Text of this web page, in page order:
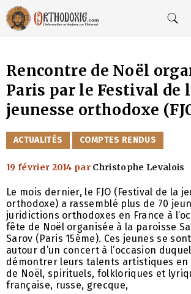
Aller
au
contenu
Rencontre de Noël
Paris par le Festival de
jeunesse orthodoxe
CATÉGORIES
ACTUALITÉS COMPTES RENDUS
19 février 2014 par Christophe Levalois
Le mois dernier, le FJO (Festival de la
orthodoxe) a rassemblé plus de 70
juridictions orthodoxes en France à
fête de Noël organisée à la paroisse
Sarov (Paris 15ème). Ces jeunes se
autour d’un concert à l’occasion
démontrer leurs talents artistiques
de Noël, spirituels, folkloriques et
française, russe, grecque,